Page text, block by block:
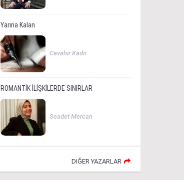
Yarına Kalan
Cevahir Kadri
ROMANTİK İLİŞKİLERDE SINIRLAR
Seadet Mercan
DIĞER YAZARLAR